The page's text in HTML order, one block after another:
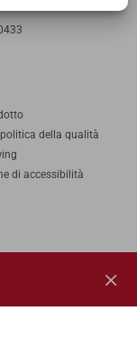
della qualità
di accessibilità